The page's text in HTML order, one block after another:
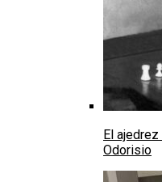
El
Odorisio